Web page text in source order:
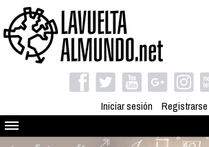
Iniciar sesión Registrarse